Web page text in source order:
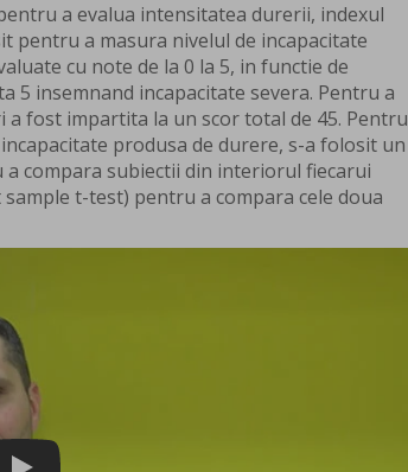
a evalua intensitatea durerii, indexul
pentru a masura nivelul de incapacitate
cu note de la 0 la 5, in functie de
insemnand incapacitate severa. Pentru a
fost impartita la un scor total de 45. Pentru
produsa de durere, s-a folosit un
compara subiectii din interiorul fiecarui
t-test) pentru a compara cele doua